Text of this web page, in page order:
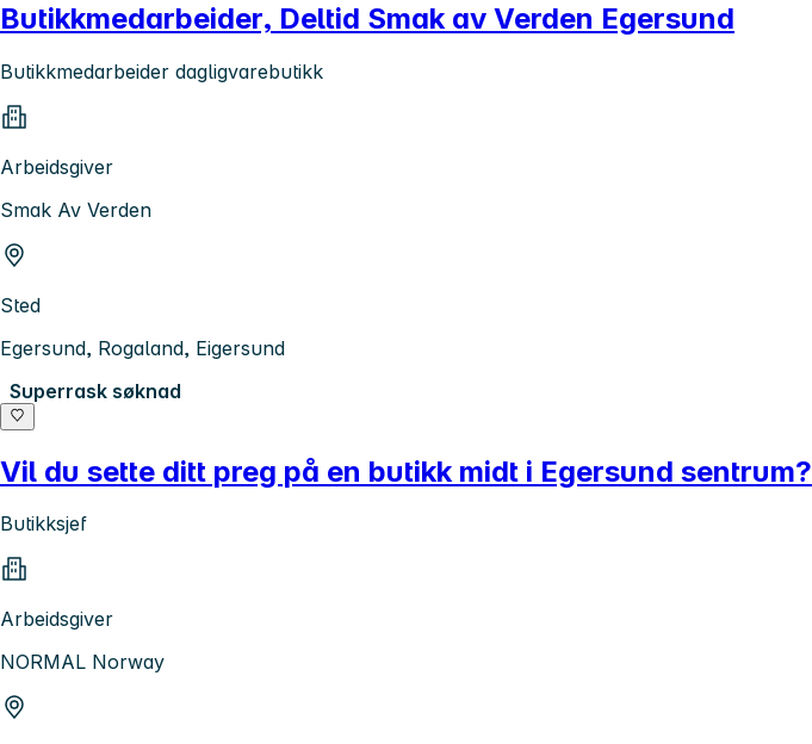
Butikkmedarbeider, Deltid Smak av Verden Egersund
Butikkmedarbeider dagligvarebutikk
Arbeidsgiver
Smak Av Verden
Sted
Egersund, Rogaland, Eigersund
Superrask søknad
Vil du sette ditt preg på en butikk midt i Egersund sentrum?
Butikksjef
Arbeidsgiver
NORMAL Norway